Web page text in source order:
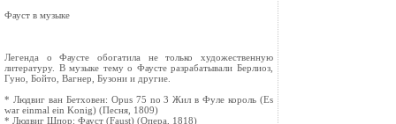
Фауст в музыке
Легенда о Фаусте обогатила не только художественную
литературу. В музыке тему о Фаусте разрабатывали Берлиоз,
Гуно, Бойто, Вагнер, Бузони и другие.
* Людвиг ван Бетховен: Opus 75 no 3 Жил в Фуле король (Es
war einmal ein Konig) (Песня, 1809)
* Людвиг Шпор: Фауст (Faust) (Опера, 1818)